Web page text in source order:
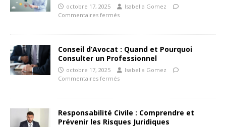
octobre 17, 2025
Isabella Gomez
Commentaires fermés
Conseil d’Avocat : Quand et Pourquoi
Consulter un Professionnel
octobre 17, 2025
Isabella Gomez
Commentaires fermés
Responsabilité Civile : Comprendre et
Prévenir les Risques Juridiques